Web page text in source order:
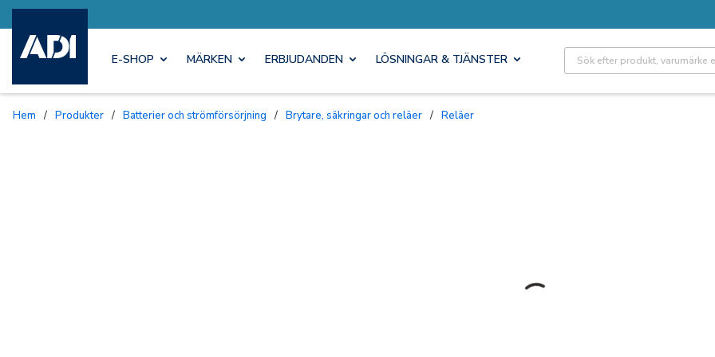
E-SHOP MÄRKEN ERBJUDANDEN LÖSNINGAR & TJÄNSTER Site Search
Hem / Produkter / Batterier och strömförsörjning / Brytare, säkringar och reläer / Reläer